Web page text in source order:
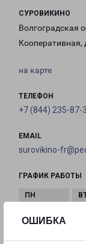
ОШИБКА
СУРОВИКИНО
Волгоградская
Кооперативная,
на карте
ТЕЛЕФОН
+7 (844) 235-87-
EMAIL
surovikino-
ГРАФИК РАБОТЫ
с 10:00 до